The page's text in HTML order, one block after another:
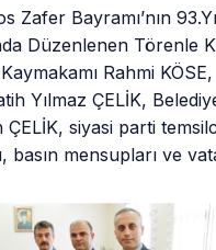
Zafer Bayramı’nın
Düzenlenen Törenle
Rahmi
Yılmaz ÇELİK,
ÇELİK, siyasi parti
mensupları ve